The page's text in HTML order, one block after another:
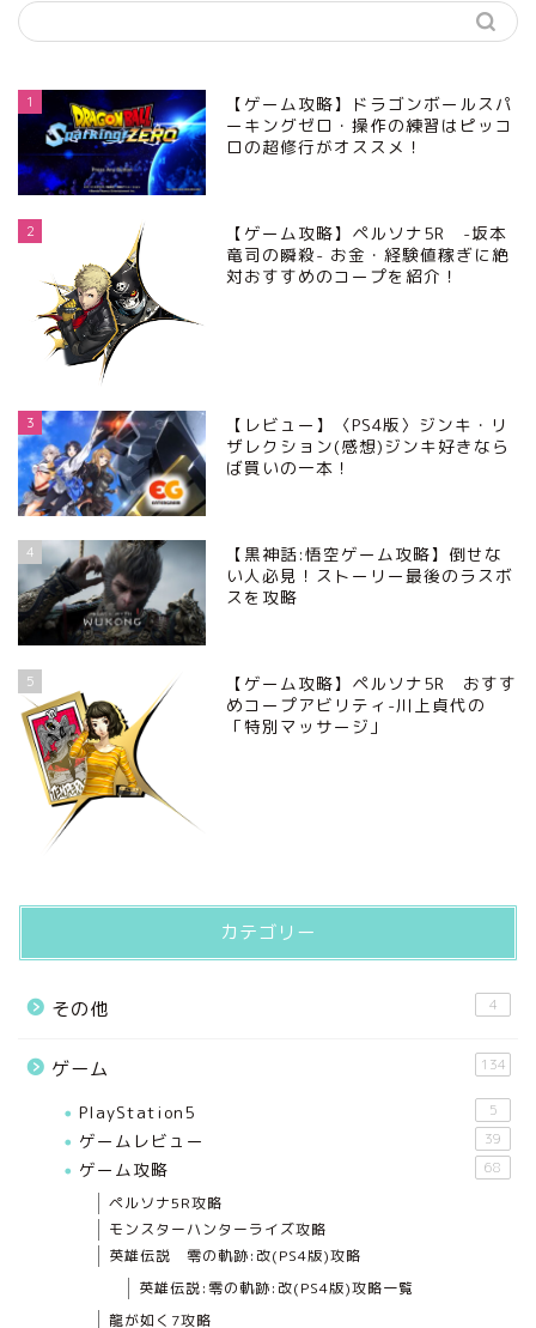
1
【ゲーム攻略】ドラゴンボールスパ
ーキングゼロ・操作の練習はピッコ
ロの超修行がオススメ！
2
【ゲーム攻略】ペルソナ5R -坂本
竜司の瞬殺- お金・経験値稼ぎに絶
対おすすめのコープを紹介！
3
【レビュー】〈PS4版〉ジンキ・リ
ザレクション(感想)ジンキ好きなら
ば買いの一本！
4
【黒神話:悟空ゲーム攻略】倒せな
い人必見！ストーリー最後のラスボ
スを攻略
5
【ゲーム攻略】ペルソナ5R おすす
めコープアビリティ-川上貞代の
「特別マッサージ」
カテゴリー
その他 4
ゲーム 134
PlayStation5 5
ゲームレビュー 39
ゲーム攻略 68
ペルソナ5R攻略
モンスターハンターライズ攻略
英雄伝説 零の軌跡:改(PS4版)攻略
英雄伝説:零の軌跡:改(PS4版)攻略一覧
龍が如く7攻略